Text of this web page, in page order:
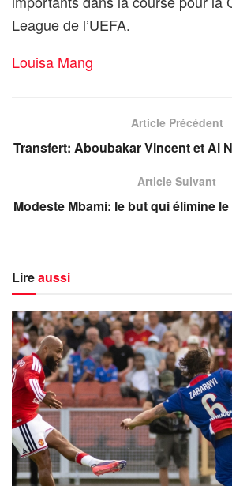
League de l’UEFA.
Louisa Mang
Article Précédent
Transfert: Aboubakar Vincent et Al
Article Suivant
Modeste Mbami: le but qui élimine
Lireaussi